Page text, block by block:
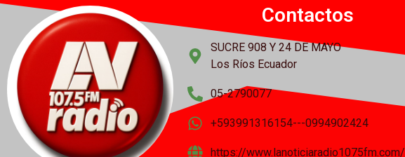
Contactos
SUCRE 908 Y 24 DE MAYO
Los Ríos Ecuador
05-2790077
+593991316154---0994902424
https://www.lanoticiaradio1075fm.com/